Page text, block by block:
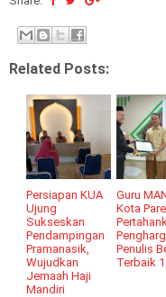
Related Posts:
Persiapan KUA
Ujung
Sukseskan
Pendampingan
Pramanasik,
Wujudkan
Jemaah Haji
Mandiri
Guru
Kota
Penulis
Terbaik 1